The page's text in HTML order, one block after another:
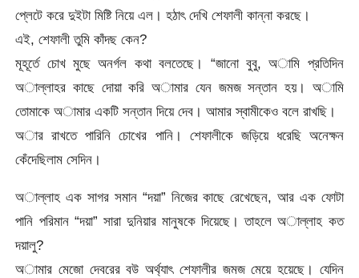
প্লেটে করে দুইটা মিষ্টি নিয়ে এল। হঠাৎ দেখি শেফালী কান্না করছে।
এই, শেফালী তুমি কাঁদছ কেন?
মূহূর্তে চোখ মুছে অনর্গল কথা বলতেছে। “জানো বুবু, অামি প্রতিদিন
অাল্লাহর কাছে দোয়া করি অামার যেন জমজ সন্তান হয়। অামি
তোমাকে অামার একটি সন্তান দিয়ে দেব। আমার স্বামীকেও বলে রাখছি।
অার রাখতে পারিনি চোখের পানি। শেফালীকে জড়িয়ে ধরেছি অনেক্ষন
কেঁদেছিলাম সেদিন।
অাল্লাহ এক সাগর সমান “দয়া” নিজের কাছে রেখেছেন, আর এক ফোটা
পানি পরিমান “দয়া” সারা দুনিয়ার মানুষকে দিয়েছে। তাহলে অাল্লাহ কত
দয়ালু?
অামার মেজো দেবরের বউ অর্থ্যাৎ শেফালীর জমজ মেয়ে হয়েছে। যেদিন